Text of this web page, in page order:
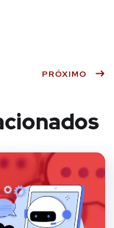
PRÓXIMO